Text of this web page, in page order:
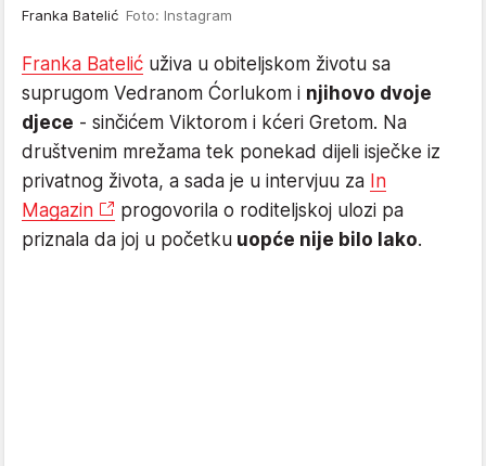
Franka Batelić Foto: Instagram
Franka Batelić uživa u obiteljskom životu sa
suprugom Vedranom Ćorlukom i njihovo dvoje
djece - sinčićem Viktorom i kćeri Gretom. Na
društvenim mrežama tek ponekad dijeli isječke iz
privatnog života, a sada je u intervjuu za In
Magazin
progovorila o roditeljskoj ulozi pa
priznala da joj u početku uopće nije bilo lako.